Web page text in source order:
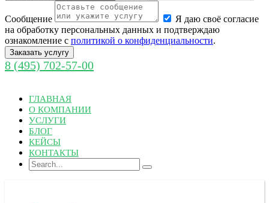
Cообщение
Я даю своё согласие
на обработку персональных данных и подтверждаю
ознакомление с политикой о конфиденциальности.
Заказать услугу
8 (495) 702-57-00
ГЛАВНАЯ
О КОМПАНИИ
УСЛУГИ
БЛОГ
КЕЙСЫ
КОНТАКТЫ